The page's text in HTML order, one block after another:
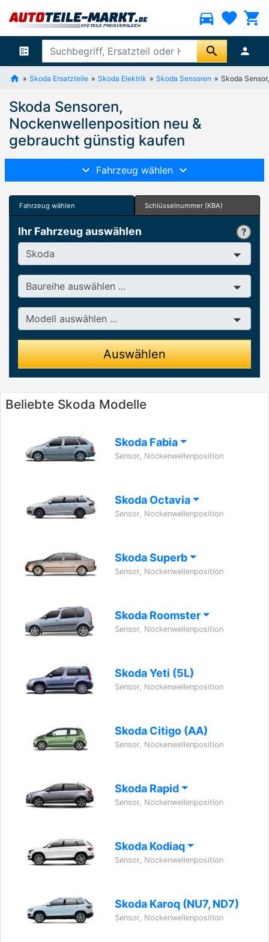
directions_car favorite shopping_cart
ballot search person
Skoda Ersatzteile Skoda Elektrik Skoda Sensoren Skoda
Skoda Sensoren,
Nockenwellenposition neu &
gebraucht günstig kaufen
Fahrzeug wählen
Fahrzeug wählen Schlüsselnummer (KBA)
Ihr Fahrzeug auswählen
Hersteller
Baureihe
Modell
Auswählen
Beliebte Skoda Modelle
Skoda Fabia
Sensor, Nockenwellenposition
Skoda Octavia
Sensor, Nockenwellenposition
Skoda Superb
Sensor, Nockenwellenposition
Skoda Roomster
Sensor, Nockenwellenposition
Skoda Yeti (5L)
Sensor, Nockenwellenposition
Skoda Citigo (AA)
Sensor, Nockenwellenposition
Skoda Rapid
Sensor, Nockenwellenposition
Skoda Kodiaq
Sensor, Nockenwellenposition
Skoda Karoq (NU7, ND7)
Sensor, Nockenwellenposition